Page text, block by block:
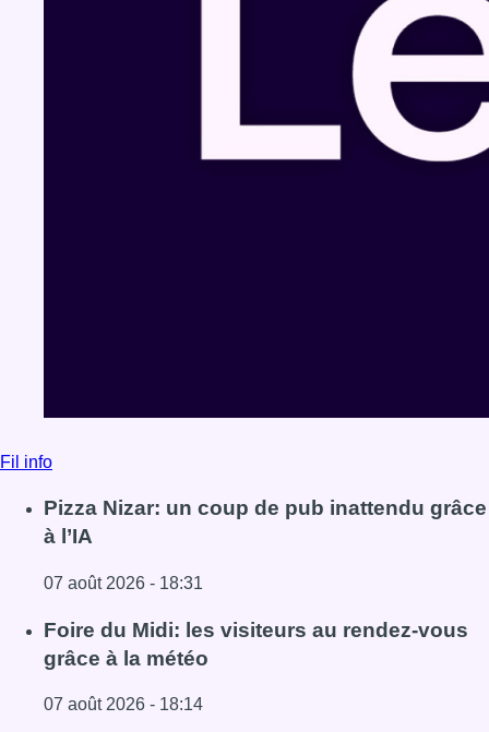
Fil info
Pizza Nizar: un coup de pub inattendu grâce
à l’IA
07 août 2026 - 18:31
Lire l'article Pizza Nizar: un coup de pub inattendu grâce
Foire du Midi: les visiteurs au rendez-vous
grâce à la météo
07 août 2026 - 18:14